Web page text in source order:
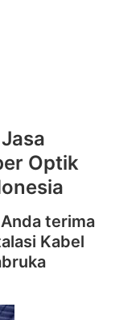
Optik
terima
Kabel